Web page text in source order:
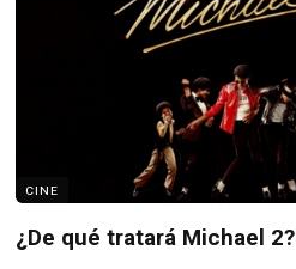
CINE
¿De qué tratará Michael 2?